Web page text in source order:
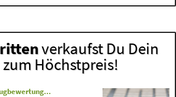
verkaufst Du Dein
Höchstpreis!